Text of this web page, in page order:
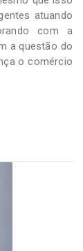
atuando
com a
a questão do
o comércio